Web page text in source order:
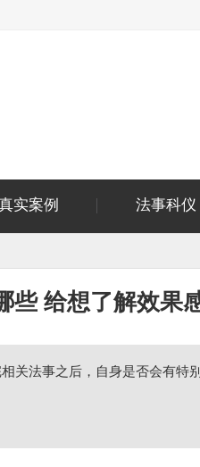
实案例 法事科仪
些 给想了解效果
关法事之后，自身是否会有特